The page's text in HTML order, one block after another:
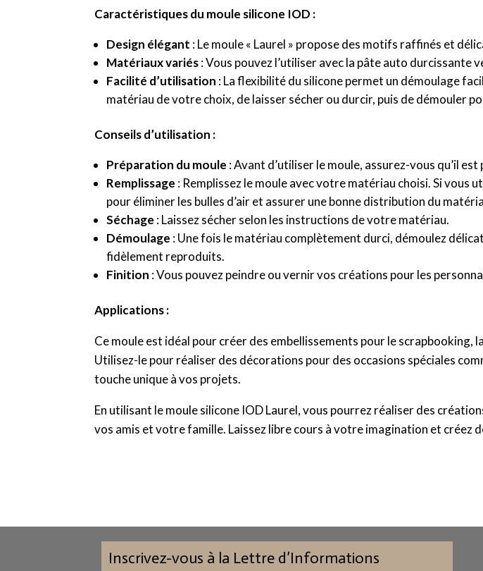
Caractéristiques du moule silicone IOD :
Design élégant : Le moule « Laurel » propose des motifs raffinés et
Matériaux variés: Vous pouvez l’utiliser avec la pâte auto durcissante
Facilité d’utilisation : La flexibilité du silicone permet un démoulage
matériau de votre choix, de laisser sécher ou durcir, puis de démouler
Conseils d’utilisation :
Préparation du moule : Avant d’utiliser le moule, assurez-vous qu’il est
Remplissage : Remplissez le moule avec votre matériau choisi. Si vous
pour éliminer les bulles d’air et assurer une bonne distribution du
Séchage : Laissez sécher selon les instructions de votre matériau.
Démoulage : Une fois le matériau complètement durci, démoulez
fidèlement reproduits.
Finition : Vous pouvez peindre ou vernir vos créations pour les
Applications :
Ce moule est idéal pour créer des embellissements pour le
Utilisez-le pour réaliser des décorations pour des occasions spéciales
touche unique à vos projets.
En utilisant le moule silicone IOD Laurel, vous pourrez réaliser des
vos amis et votre famille. Laissez libre cours à votre imagination et créez
Inscrivez-vous à la Lettre d’Informations